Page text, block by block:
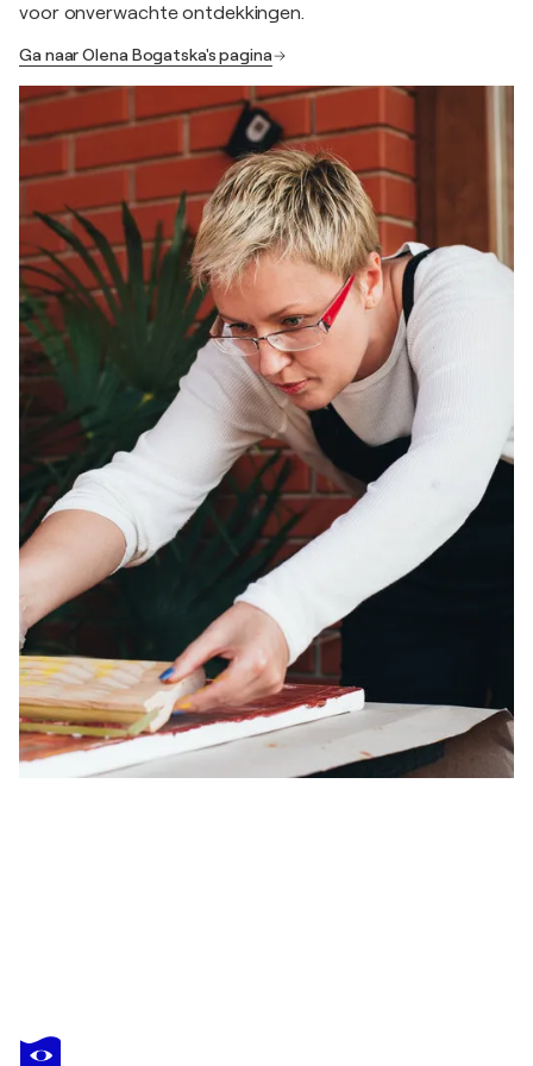
voor onverwachte ontdekkingen.
Ga naar Olena Bogatska's pagina
OLENA